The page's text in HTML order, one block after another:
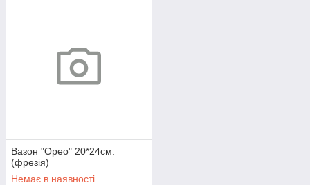
Вазон "Орео" 20*24см.
(фрезія)
Немає в наявності